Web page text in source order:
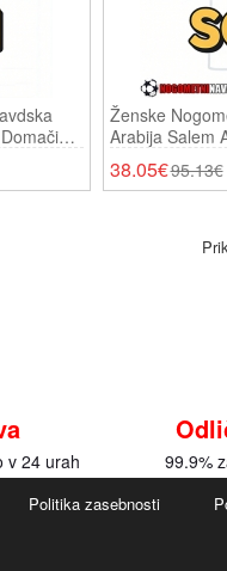
Ženske
Arabija Salem
SP 2026 Kratki
38.05€95.13€
v 24 urah 99.9%
Politika zasebnosti